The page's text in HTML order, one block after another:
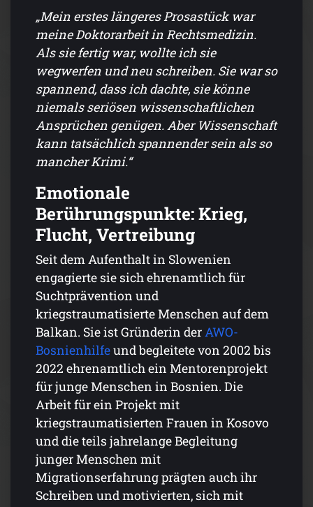
„Mein erstes längeres Prosastück war
meine Doktorarbeit in Rechtsmedizin.
Als sie fertig war, wollte ich sie
wegwerfen und neu schreiben. Sie war so
spannend, dass ich dachte, sie könne
niemals seriösen wissenschaftlichen
Ansprüchen genügen. Aber Wissenschaft
kann tatsächlich spannender sein als so
mancher Krimi.“
Emotionale
Berührungspunkte: Krieg,
Flucht, Vertreibung
Seit dem Aufenthalt in Slowenien
engagierte sie sich ehrenamtlich für
Suchtprävention und
kriegstraumatisierte Menschen auf dem
Balkan. Sie ist Gründerin derAWO-
Bosnienhilfeund begleitete von 2002 bis
2022 ehrenamtlich ein Mentorenprojekt
für junge Menschen in Bosnien. Die
Arbeit für ein Projekt mit
kriegstraumatisierten Frauen in Kosovo
und die teils jahrelange Begleitung
junger Menschen mit
Migrationserfahrung prägten auch ihr
Schreiben und motivierten, sich mit